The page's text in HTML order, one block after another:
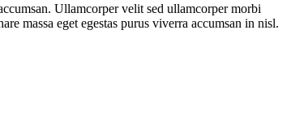
Ullamcorper velit sed ullamcorper morbi
massa eget egestas purus viverra accumsan in nisl.